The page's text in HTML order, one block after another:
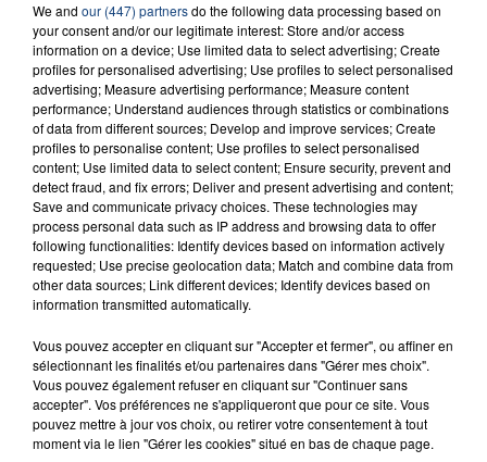
23 juillet 2026
INCENDIE MORTEL À LENS : UNE FEMME ET
SON BÉBÉ ENTRE LA VIE ET LA...
Un homme s'est immolé par le feu après avoir
aspergé sa compagne et leur bébé de trois mois
d'un liquide inflammable.
20 juillet 2026
We and our (447) partnersdo the following data processing based on
your consent and/or our legitimate interest: Store and/or access
information on a device; Use limited data to select advertising; Create
profiles for personalised advertising; Use profiles to select personalised
advertising; Measure advertising performance; Measure content
performance; Understand audiences through statistics or combinations
of data from different sources; Develop and improve services; Create
profiles to personalise content; Use profiles to select personalised
content; Use limited data to select content; Ensure security, prevent and
detect fraud, and fix errors; Deliver and present advertising and content;
Save and communicate privacy choices. These technologies may
process personal data such as IP address and browsing data to offer
following functionalities: Identify devices based on information actively
requested; Use precise geolocation data; Match and combine data from
other data sources; Link different devices; Identify devices based on
information transmitted automatically.
Vous pouvez accepter en cliquant sur "Accepter et fermer", ou affiner en
sélectionnant les finalités et/ou partenaires dans "Gérer mes choix".
Vous pouvez également refuser en cliquant sur "Continuer sans
accepter". Vos préférences ne s'appliqueront que pour ce site. Vous
pouvez mettre à jour vos choix, ou retirer votre consentement à tout
moment via le lien "Gérer les cookies" situé en bas de chaque page.